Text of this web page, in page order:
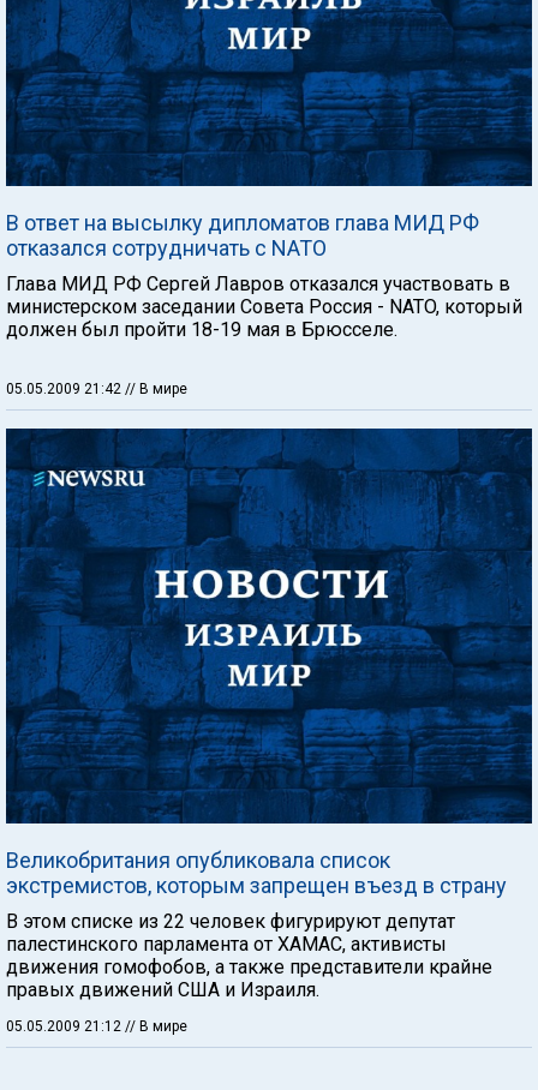
В ответ на высылку дипломатов глава МИД РФ
отказался сотрудничать с NATO
Глава МИД РФ Сергей Лавров отказался участвовать в
министерском заседании Совета Россия - NATO, который
должен был пройти 18-19 мая в Брюсселе.
05.05.2009 21:42 // В мире
Великобритания опубликовала список
экстремистов, которым запрещен въезд в страну
В этом списке из 22 человек фигурируют депутат
палестинского парламента от ХАМАС, активисты
движения гомофобов, а также представители крайне
правых движений США и Израиля.
05.05.2009 21:12 // В мире